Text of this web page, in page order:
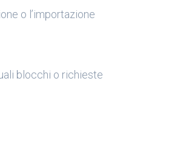
o l’importazione
blocchi o richieste